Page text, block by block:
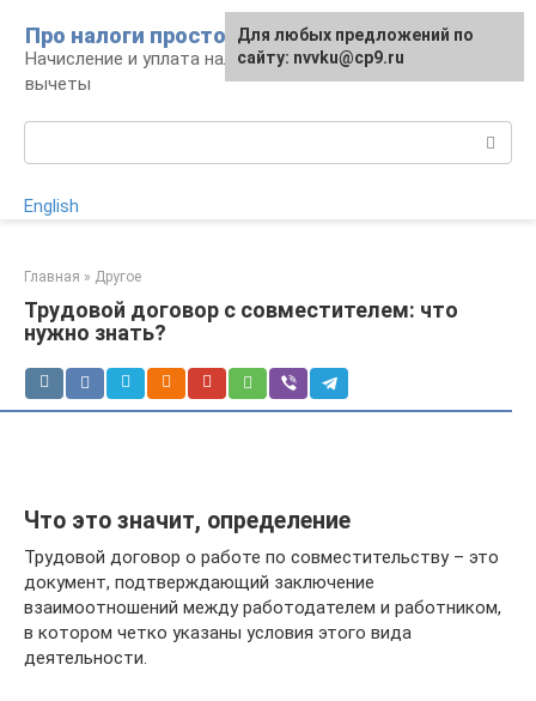
контенту
Про налоги просто
Начисление и уплата налогов, налоговые
вычеты
English
Главная » Другое
Трудовой договор с совместителем: что
нужно знать?
Что это значит, определение
Трудовой договор о работе по совместительству – это
документ, подтверждающий заключение
взаимоотношений между работодателем и работником,
в котором четко указаны условия этого вида
деятельности.
Для любых предложений по
сайту: nvvku@cp9.ru